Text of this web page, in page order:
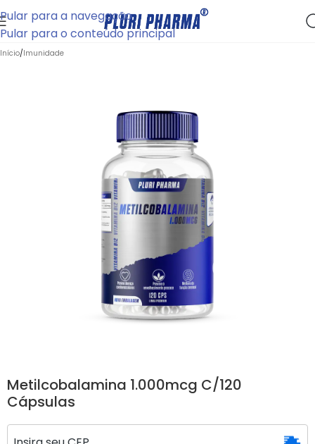
Pular para a navegação
Pular para o conteúdo principal
Início/Imunidade
Metilcobalamina 1.000mcg C/120
Cápsulas